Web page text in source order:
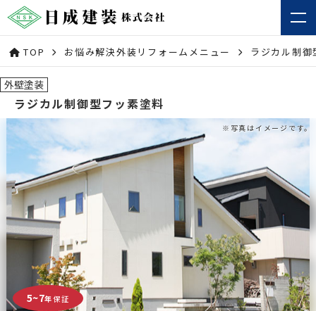
TOP お悩み解決外装リフォームメニュー ラジカル制
外壁塗装
ラジカル制御型フッ素塗料
5~7年保証